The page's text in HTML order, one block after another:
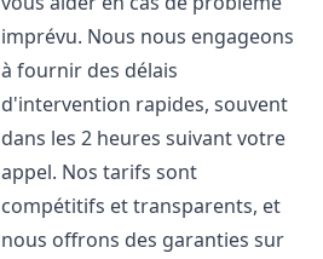
imprévu. Nous nous engageons
à fournir des délais
d'intervention rapides, souvent
dans les 2 heures suivant votre
appel. Nos tarifs sont
compétitifs et transparents, et
nous offrons des garanties sur